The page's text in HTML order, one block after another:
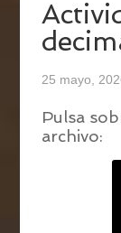
25 mayo,
Pulsa
archivo: